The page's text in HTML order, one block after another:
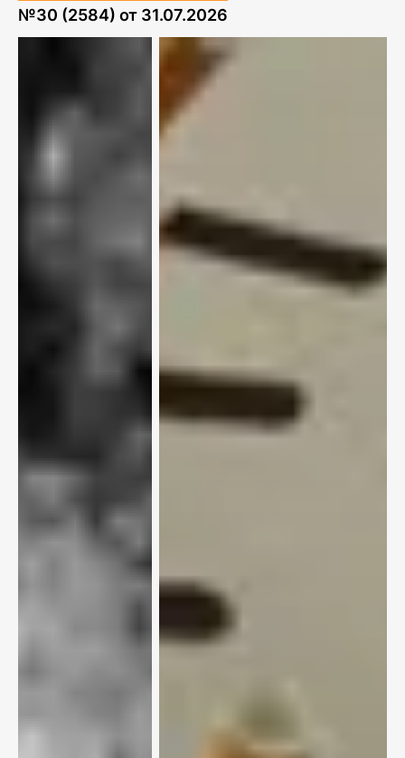
№30 (2584) от 31.07.2026